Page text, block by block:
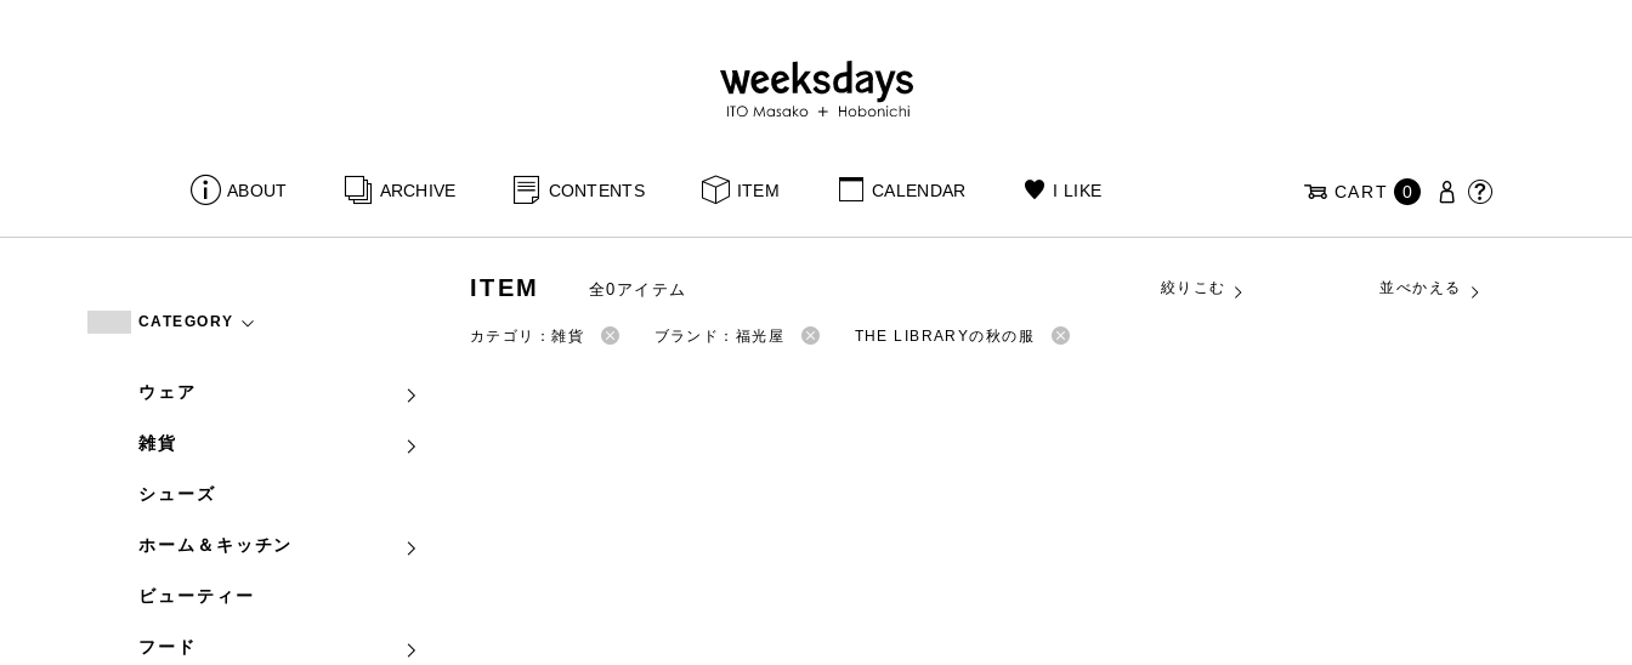
ABOUT ARCHIVE CONTENTS ITEM CALENDAR I LIKE CART 0
CATEGORY
ウェア
雑貨
シューズ
ホーム＆キッチン
ビューティー
フード
ITEM 全0アイテム 絞りこむ 並べかえる
カテゴリ：雑貨 ブランド：福光屋 THE LIBRARYの秋の服